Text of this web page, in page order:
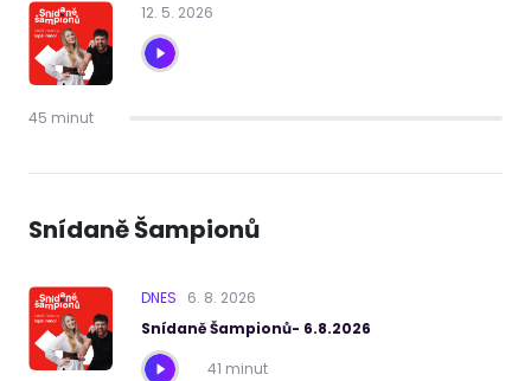
12. 5. 2026
45 minut
Snídaně Šampionů
DNES 6. 8. 2026
Snídaně Šampionů- 6.8.2026
41 minut